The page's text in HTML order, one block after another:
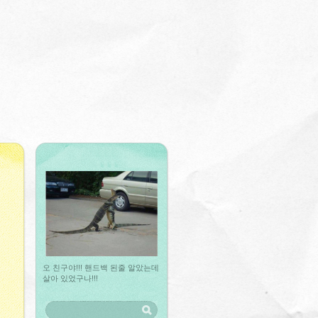
오 친구야!!! 핸드백 된줄 알았는데
살아 있었구나!!!